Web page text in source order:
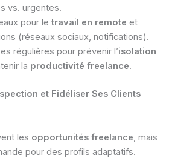
vs. urgentes.
pour le travail en remote et
(réseaux sociaux, notifications).
régulières pour prévenir l’isolation
la productivité freelance.
et Fidéliser Ses Clients
les opportunités freelance, mais
pour des profils adaptatifs.